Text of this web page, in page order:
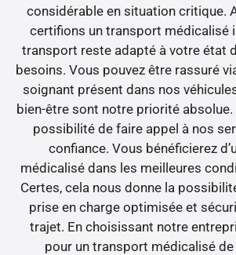
considérable en situation critique.
certifions un transport médicalisé
transport reste adapté à votre état
besoins. Vous pouvez être rassuré
soignant présent dans nos
bien-être sont notre priorité absolue.
possibilité de faire appel à nos
confiance. Vous bénéficierez
médicalisé dans les meilleures
Certes, cela nous donne la
prise en charge optimisée et
trajet. En choisissant notre
pour un transport médicalisé